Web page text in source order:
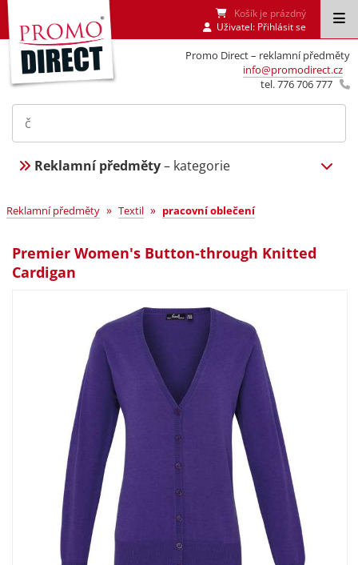
Promo Direct – reklamní předměty
info@promodirect.cz
tel. 776 706 777
Košík je prázdný
Uživatel: Přihlásit se
Reklamní předměty– kategorie
Reklamní předměty » Textil » pracovní oblečení
Premier Women's Button-through Knitted
Cardigan